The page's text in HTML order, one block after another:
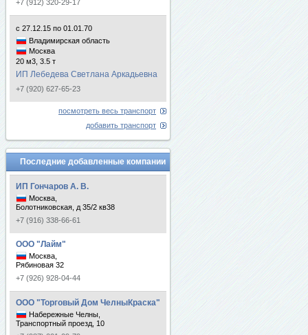
+7 (912) 320-29-17
с 27.12.15 по 01.01.70
Владимирская область
Москва
20 м3, 3.5 т
ИП Лебедева Светлана Аркадьевна
+7 (920) 627-65-23
посмотреть весь транспорт
добавить транспорт
Последние добавленные компании
ИП Гончаров А. В.
Москва,
Болотниковская, д 35/2 кв38
+7 (916) 338-66-61
ООО "Лайм"
Москва,
Рябиновая 32
+7 (926) 928-04-44
ООО "Торговый Дом ЧелныКраска"
Набережные Челны,
Транспортный проезд, 10